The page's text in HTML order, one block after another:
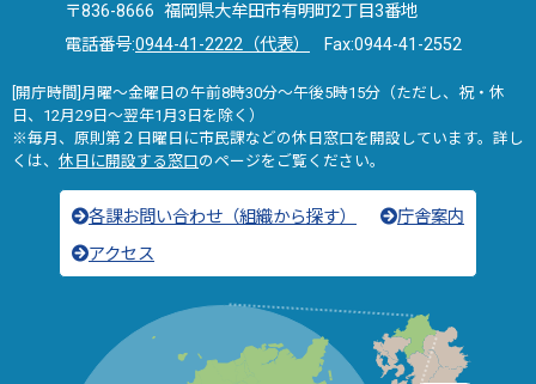
〒836-8666 福岡県大牟田市有明町2丁目3番地
電話番号:0944-41-2222（代表） Fax:0944-41-2552
[開庁時間]月曜～金曜日の午前8時30分～午後5時15分（ただし、祝・休
日、12月29日～翌年1月3日を除く）
※毎月、原則第２日曜日に市民課などの休日窓口を開設しています。詳し
くは、 休日に開設する窓口のページをご覧ください。
各課お問い合わせ（組織から探す）
庁舎案内
アクセス